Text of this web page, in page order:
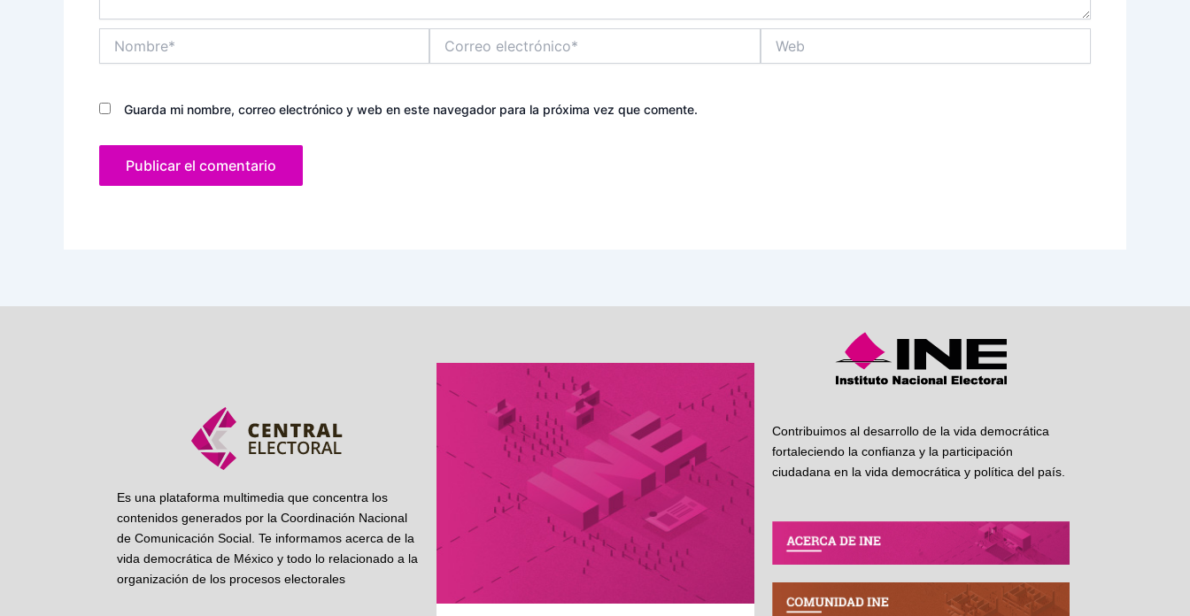
electrónico*
Guarda mi nombre, correo electrónico y web en este navegador para la próxima vez que comente.
Es una plataforma multimedia que concentra los
contenidos generados por la Coordinación Nacional
de Comunicación Social. Te informamos acerca de la
vida democrática de México y todo lo relacionado a la
organización de los procesos electorales
Contribuimos al desarrollo de la vida democrática
fortaleciendo la confianza y la participación
ciudadana en la vida democrática y política del país.